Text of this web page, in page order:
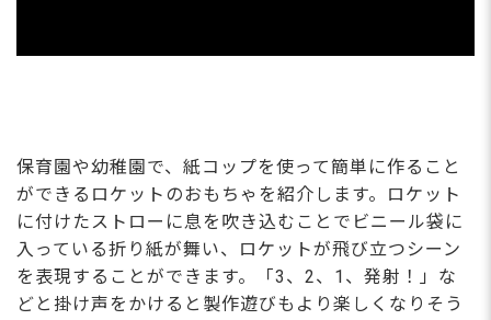
保育園や幼稚園で、紙コップを使って簡単に作ること
ができるロケットのおもちゃを紹介します。ロケット
に付けたストローに息を吹き込むことでビニール袋に
入っている折り紙が舞い、ロケットが飛び立つシーン
を表現することができます。「3、2、1、発射！」な
どと掛け声をかけると製作遊びもより楽しくなりそう